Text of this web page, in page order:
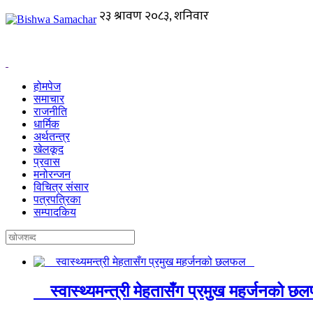
होमपेज
समाचार
राजनीति
धार्मिक
अर्थतन्त्र
खेलकूद
प्रवास
मनोरन्जन
विचित्र संसार
पत्रपत्रिका
सम्पादकिय
स्वास्थ्यमन्त्री मेहतासँग प्रमुख महर्जनको